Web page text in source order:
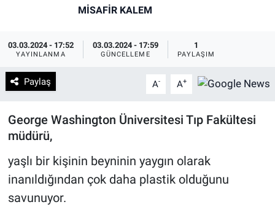
MISAFIR KALEM
03.03.2024 - 17:52
YAYINLANMA
03.03.2024 - 17:59
GÜNCELLEME
1
PAYLAŞIM
Paylaş A- A+
George Washington Üniversitesi Tıp Fakültesi
müdürü,
yaşlı bir kişinin beyninin yaygın olarak
inanıldığından çok daha plastik olduğunu
savunuyor.